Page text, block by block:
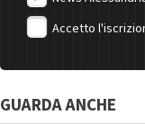
Accetto
GUARDA ANCHE